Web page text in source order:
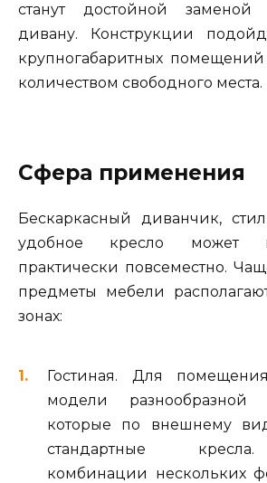
станут достойной заменой
дивану. Конструкции
крупногабаритных
количеством свободного места.
Сфера применения
Бескаркасный диванчик,
удобное кресло может
практически повсеместно.
предметы мебели
зонах:
Гостиная. Для
модели разнообразной
которые по внешнему
стандартные
комбинации нескольких